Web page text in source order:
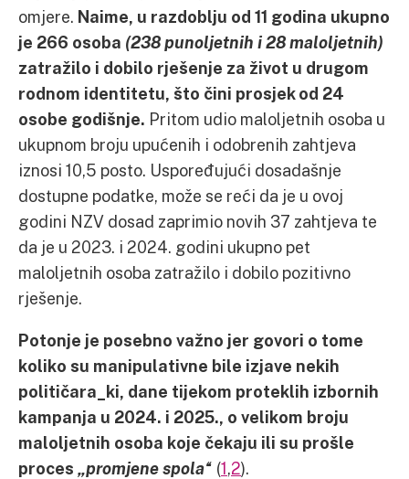
omjere. Naime, u razdoblju od 11 godina ukupno
je 266 osoba (238 punoljetnih i 28 maloljetnih)
zatražilo i dobilo rješenje za život u drugom
rodnom identitetu, što čini prosjek od 24
osobe godišnje. Pritom udio maloljetnih osoba u
ukupnom broju upućenih i odobrenih zahtjeva
iznosi 10,5 posto. Uspoređujući dosadašnje
dostupne podatke, može se reći da je u ovoj
godini NZV dosad zaprimio novih 37 zahtjeva te
da je u 2023. i 2024. godini ukupno pet
maloljetnih osoba zatražilo i dobilo pozitivno
rješenje.
Potonje je posebno važno jer govori o tome
koliko su manipulativne bile izjave nekih
političara_ki, dane tijekom proteklih izbornih
kampanja u 2024. i 2025., o velikom broju
maloljetnih osoba koje čekaju ili su prošle
proces „promjene spola“ (1,2).